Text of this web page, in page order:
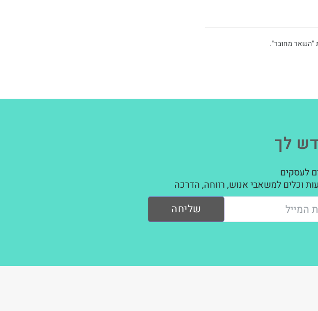
לך
לעסקים
וכלים למשאבי אנוש, רווחה, הדרכה
שליחה